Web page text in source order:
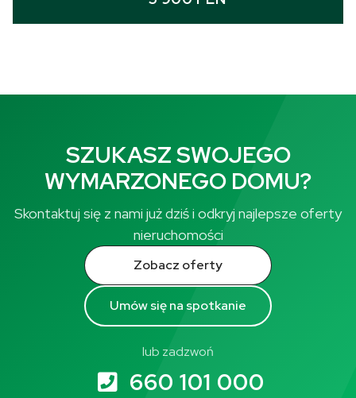
SZUKASZ SWOJEGO
WYMARZONEGO DOMU?
Skontaktuj się z nami już dziś i odkryj najlepsze oferty
nieruchomości
Zobacz oferty
Umów się na spotkanie
lub zadzwoń
660 101 000